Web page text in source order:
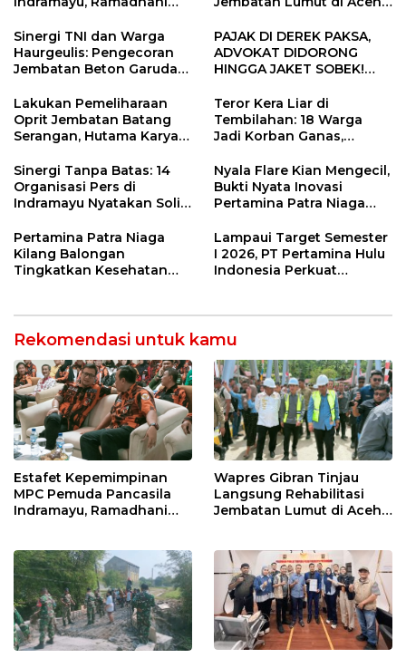
Pimpin Organisasi Lewat
Muscablub
Konektivitas Pulih Cepat
Sinergi TNI dan Warga
Haurgeulis: Pengecoran
Jembatan Beton Garuda
PAJAK DI DEREK PAKSA,
ADVOKAT DIDORONG
HINGGA JAKET SOBEK!
Ngamuk Kepung Polresta
Pekanbaru!
Lakukan Pemeliharaan
Oprit Jembatan Batang
Serangan, Hutama Karya
55 Tol Binjai–Langsa
Teror Kera Liar di
Tembilahan: 18 Warga
Jadi Korban Ganas,
12 Jahitan!
Sinergi Tanpa Batas: 14
Organisasi Pers di
Indramayu Nyatakan Solid
Nyala Flare Kian Mengecil,
Bukti Nyata Inovasi
Pertamina Patra Niaga
Net Zero Emission 2060
Pertamina Patra Niaga
Kilang Balongan
Tingkatkan Kesehatan
Rutin dan Edukasi
Perawatan Gigi
Lampaui Target Semester
I 2026, PT Pertamina Hulu
Indonesia Perkuat
Keselamatan Kerja
Rekomendasi untuk kamu
Estafet Kepemimpinan
MPC Pemuda Pancasila
Indramayu, Ramadhani
Muscablub
Wapres Gibran Tinjau
Langsung Rehabilitasi
Jembatan Lumut di Aceh